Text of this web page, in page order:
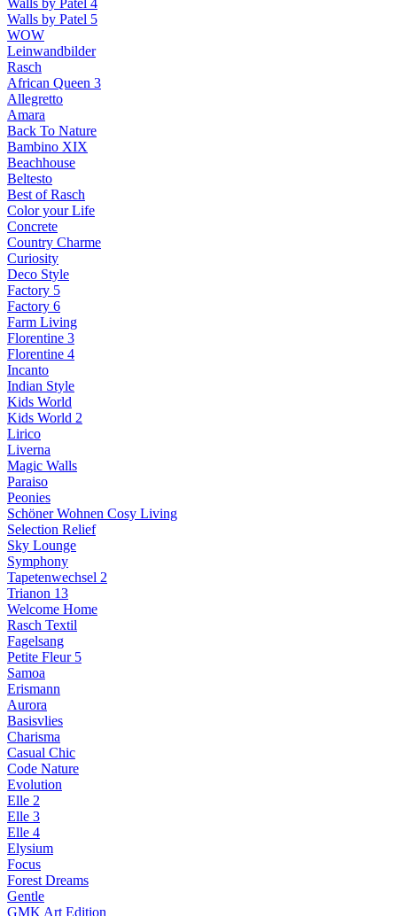
Walls by Patel 4
Walls by Patel 5
WOW
Leinwandbilder
Rasch
African Queen 3
Allegretto
Amara
Back To Nature
Bambino XIX
Beachhouse
Beltesto
Best of Rasch
Color your Life
Concrete
Country Charme
Curiosity
Deco Style
Factory 5
Factory 6
Farm Living
Florentine 3
Florentine 4
Incanto
Indian Style
Kids World
Kids World 2
Lirico
Liverna
Magic Walls
Paraiso
Peonies
Schöner Wohnen Cosy Living
Selection Relief
Sky Lounge
Symphony
Tapetenwechsel 2
Trianon 13
Welcome Home
Rasch Textil
Fagelsang
Petite Fleur 5
Samoa
Erismann
Aurora
Basisvlies
Charisma
Casual Chic
Code Nature
Evolution
Elle 2
Elle 3
Elle 4
Elysium
Focus
Forest Dreams
Gentle
GMK Art Edition